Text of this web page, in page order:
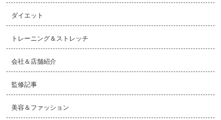
ダイエット
トレーニング＆ストレッチ
会社＆店舗紹介
監修記事
美容＆ファッション